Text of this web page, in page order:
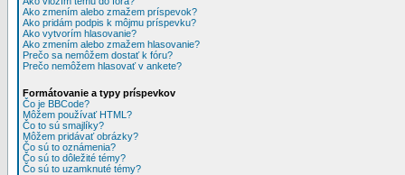
Ako zmením alebo zmažem príspevok?
Ako pridám podpis k môjmu príspevku?
Ako vytvorím hlasovanie?
Ako zmením alebo zmažem hlasovanie?
Prečo sa nemôžem dostať k fóru?
Prečo nemôžem hlasovať v ankete?
Formátovanie a typy príspevkov
Čo je BBCode?
Môžem používať HTML?
Čo to sú smajlíky?
Môžem pridávať obrázky?
Čo sú to oznámenia?
Čo sú to dôležité témy?
Čo sú to uzamknuté témy?